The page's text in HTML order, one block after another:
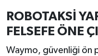
ROBOTAKSİ
FELSEFE ÖNE
Waymo, güvenliği ön
Magazin
Otomobil